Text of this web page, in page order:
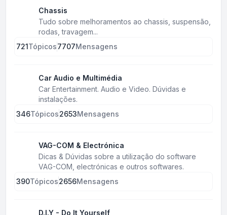
Chassis
Tudo sobre melhoramentos ao chassis, suspensão,
rodas, travagem...
721Tópicos7707Mensagens
Car Audio e Multimédia
Car Entertainment. Audio e Video. Dúvidas e
instalações.
346Tópicos2653Mensagens
VAG-COM & Electrónica
Dicas & Dúvidas sobre a utilização do software
VAG-COM, electrónicas e outros softwares.
390Tópicos2656Mensagens
D.I.Y - Do It Yourself